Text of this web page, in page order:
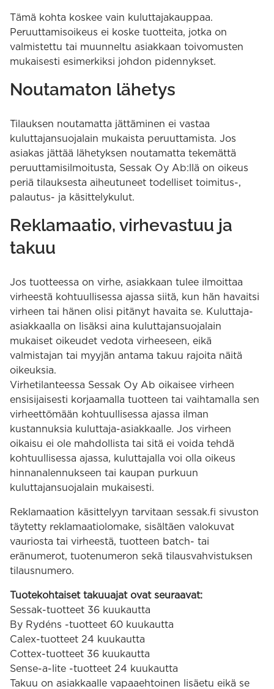
Tämä kohta koskee vain kuluttajakauppaa.
Peruuttamisoikeus ei koske tuotteita, jotka on
valmistettu tai muunneltu asiakkaan toivomusten
mukaisesti esimerkiksi johdon pidennykset.
Noutamaton lähetys
Tilauksen noutamatta jättäminen ei vastaa
kuluttajansuojalain mukaista peruuttamista. Jos
asiakas jättää lähetyksen noutamatta tekemättä
peruuttamisilmoitusta, Sessak Oy Ab:llä on oikeus
periä tilauksesta aiheutuneet todelliset toimitus-,
palautus- ja käsittelykulut.
Reklamaatio, virhevastuu ja
takuu
Jos tuotteessa on virhe, asiakkaan tulee ilmoittaa
virheestä kohtuullisessa ajassa siitä, kun hän havaitsi
virheen tai hänen olisi pitänyt havaita se. Kuluttaja-
asiakkaalla on lisäksi aina kuluttajansuojalain
mukaiset oikeudet vedota virheeseen, eikä
valmistajan tai myyjän antama takuu rajoita näitä
oikeuksia.
Virhetilanteessa Sessak Oy Ab oikaisee virheen
ensisijaisesti korjaamalla tuotteen tai vaihtamalla sen
virheettömään kohtuullisessa ajassa ilman
kustannuksia kuluttaja-asiakkaalle. Jos virheen
oikaisu ei ole mahdollista tai sitä ei voida tehdä
kohtuullisessa ajassa, kuluttajalla voi olla oikeus
hinnanalennukseen tai kaupan purkuun
kuluttajansuojalain mukaisesti.
Reklamaation käsittelyyn tarvitaan sessak.fi sivuston
täytetty reklamaatiolomake, sisältäen valokuvat
vauriosta tai virheestä, tuotteen batch- tai
eränumerot, tuotenumeron sekä tilausvahvistuksen
tilausnumero.
Tuotekohtaiset takuuajat ovat seuraavat:
Sessak-tuotteet 36 kuukautta
By Rydéns -tuotteet 60 kuukautta
Calex-tuotteet 24 kuukautta
Cottex-tuotteet 36 kuukautta
Sense-a-lite -tuotteet 24 kuukautta
Takuu on asiakkaalle vapaaehtoinen lisäetu eikä se